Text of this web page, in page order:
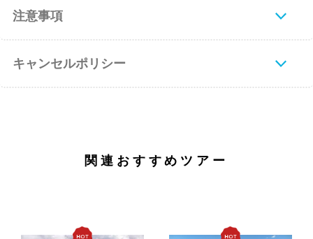
注意事項
キャンセルポリシー
関連おすすめツアー